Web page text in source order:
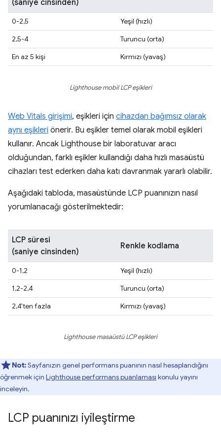
(saniye cinsinden)
0-2,5
Yeşil (hızlı)
2,5-4
Turuncu (orta)
En az 5 kişi
Kırmızı (yavaş)
Lighthouse mobil LCP eşikleri
Web Vitals girişimi, eşikleri için cihazdan bağımsız olarak
aynı eşikleri önerir. Bu eşikler temel olarak mobil eşikleri
kullanır. Ancak Lighthouse bir laboratuvar aracı
olduğundan, farklı eşikler kullandığı daha hızlı masaüstü
cihazları test ederken daha katı davranmak yararlı olabilir.
Aşağıdaki tabloda, masaüstünde LCP puanınızın nasıl
yorumlanacağı gösterilmektedir:
LCP süresi
(saniye cinsinden)
Renkle kodlama
0-1,2
Yeşil (hızlı)
1,2-2,4
Turuncu (orta)
2,4'ten fazla
Kırmızı (yavaş)
Lighthouse masaüstü LCP eşikleri
Not:Sayfanızın genel performans puanının nasıl hesaplandığını
öğrenmek için Lighthouse performans puanlaması konulu yayını
inceleyin.
LCP puanınızı iyileştirme